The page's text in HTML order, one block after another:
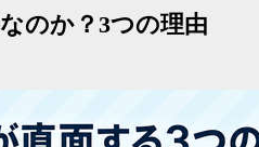
のか？3つの理由